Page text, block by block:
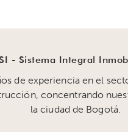
- Sistema Integral
de experiencia en el
concentrando
la ciudad de Bogotá.